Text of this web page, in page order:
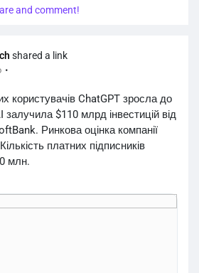
and comment!
shared a link
·
користувачів ChatGPT зросла до
залучила $110 млрд інвестицій від
Ринкова оцінка компанії
платних підписників
млн.
ai/chatgpt-900m-users-openai-